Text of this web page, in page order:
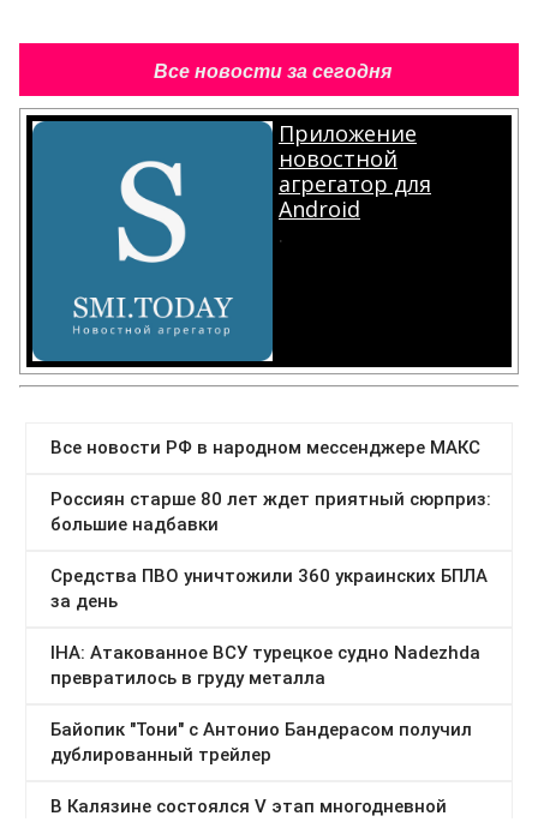
Все новости за сегодня
Приложение
новостной
агрегатор для
Android
.